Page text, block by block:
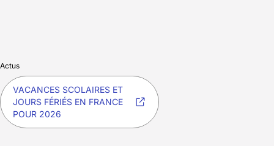
Actus
VACANCES SCOLAIRES ET
JOURS FÉRIÉS EN FRANCE
POUR 2026